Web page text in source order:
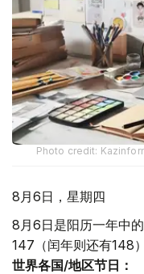
Photo credit:
8月6日，星期四
8月6日是阳历一年中
147（闰年则还有148）
世界各国/地区节日：